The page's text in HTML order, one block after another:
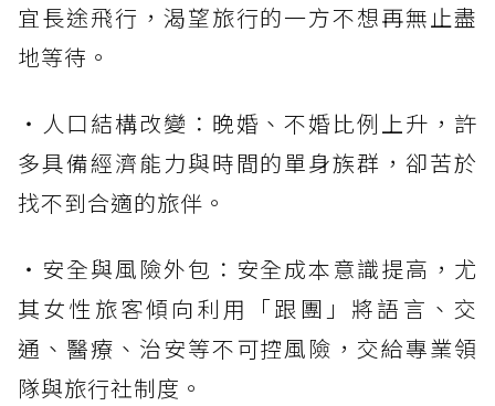
宜長途飛行，渴望旅行的一方不想再無止盡
地等待。
・人口結構改變：晚婚、不婚比例上升，許
多具備經濟能力與時間的單身族群，卻苦於
找不到合適的旅伴。
・安全與風險外包：安全成本意識提高，尤
其女性旅客傾向利用「跟團」將語言、交
通、醫療、治安等不可控風險，交給專業領
隊與旅行社制度。